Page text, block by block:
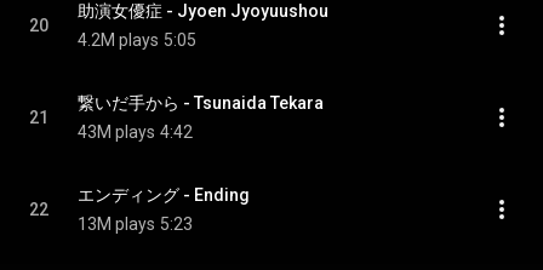
20
助演女優症 - Jyoen Jyoyuushou
4.2M plays 5:05
21
繋いだ手から - Tsunaida Tekara
43M plays 4:42
22
エンディング - Ending
13M plays 5:23